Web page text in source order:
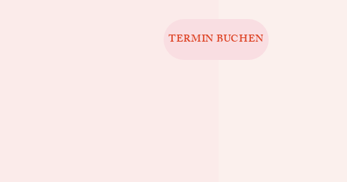
TERMIN BUCHEN